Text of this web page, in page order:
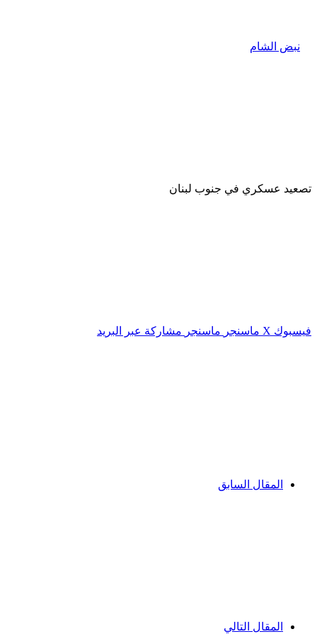
تصعيد عسكري في جنوب لبنان
فيسبوك ‫X ماسنجر ماسنجر مشاركة عبر البريد
المقال السابق
المقال التالي